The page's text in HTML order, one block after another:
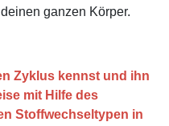
ganzen Körper.
Zyklus kennst und ihn
mit Hilfe des
Stoffwechseltypen in